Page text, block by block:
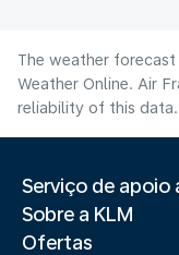
The weather
Weather Online. Air
reliability of this data.
Serviço de apoio
Sobre a KLM
Ofertas